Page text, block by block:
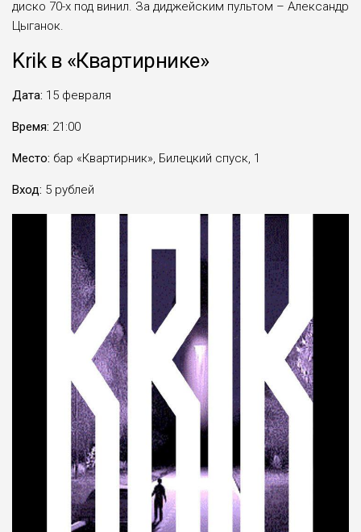
диско 70-х под винил. За диджейским пультом – Александр
Цыганок.
Krik в «Квартирнике»
Дата: 15 февраля
Время: 21:00
Место: бар «Квартирник», Билецкий спуск, 1
Вход: 5 рублей